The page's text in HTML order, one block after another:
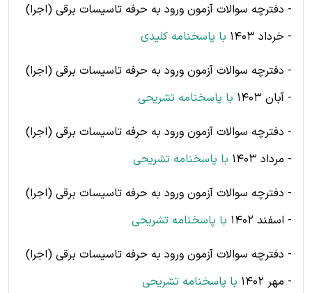
- دفترچه سوالات آزمون ورود به حرفه تاسیسات برقی (اجرا)
- خرداد 1403
با پاسخنامه کلیدی
- دفترچه سوالات آزمون ورود به حرفه تاسیسات برقی (اجرا)
- آبان 1403
با پاسخنامه تشریحی
- دفترچه سوالات آزمون ورود به حرفه تاسیسات برقی (اجرا)
- مرداد 1403
با پاسخنامه تشریحی
- دفترچه سوالات آزمون ورود به حرفه تاسیسات برقی (اجرا)
- اسفند 1402
با پاسخنامه تشریحی
- دفترچه سوالات آزمون ورود به حرفه تاسیسات برقی (اجرا)
- مهر 1402
با پاسخنامه تشریحی